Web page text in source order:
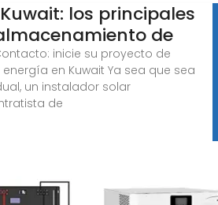
los principales
de
inicie su proyecto de
en Kuwait Ya sea que sea
un instalador solar
de